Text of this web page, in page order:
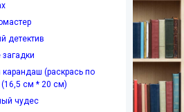
детектив
(раскрась по
(16,5 см * 20 см)
чудес